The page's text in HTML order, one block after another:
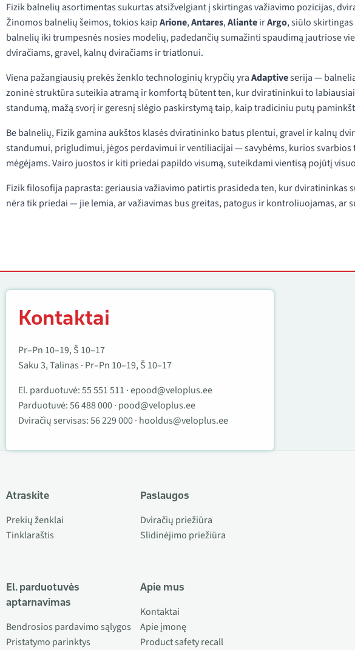
Fizik balnelių asortimentas sukurtas atsižvelgiant į skirtingas važiavimo pozicijas,
Žinomos balnelių šeimos, tokios kaipArione,Antares,AlianteirArgo, siūlo
balnelių iki trumpesnės nosies modelių, padedančių sumažinti spaudimą jautriose
dviračiams, gravel, kalnų dviračiams ir triatlonui.
Viena pažangiausių prekės ženklo technologinių krypčių yraAdaptiveserija —
zoninė struktūra suteikia atramą ir komfortą būtent ten, kur dviratininkui to
standumą, mažą svorį ir geresnį slėgio paskirstymą taip, kaip tradiciniu putų
Be balnelių, Fizik gamina aukštos klasės dviratininko batus plentui, gravel ir kalnų
standumui, prigludimui, jėgos perdavimui ir ventiliacijai — savybėms, kurios
mėgėjams. Vairo juostos ir kiti priedai papildo visumą, suteikdami vientisą pojūtį
Fizik filosofija paprasta: geriausia važiavimo patirtis prasideda ten, kur dviratininkas
nėra tik priedai — jie lemia, ar važiavimas bus greitas, patogus ir kontroliuojamas, ar
Kontaktai
Pr–Pn 10–19, Š 10–17
Saku 3, Talinas · Pr–Pn 10–19, Š 10–17
El. parduotuvė:55 551 511 ·epood@veloplus.ee
Parduotuvė:56 488 000· pood@veloplus.ee
Dviračių servisas:56 229 000· hooldus@veloplus.ee
Atraskite
Prekių ženklai
Tinklaraštis
El. parduotuvės
aptarnavimas
Bendrosios pardavimo sąlygos
Pristatymo parinktys
Paslaugos
Dviračių priežiūra
Slidinėjimo priežiūra
Apie mus
Kontaktai
Apie įmonę
Product safety recall